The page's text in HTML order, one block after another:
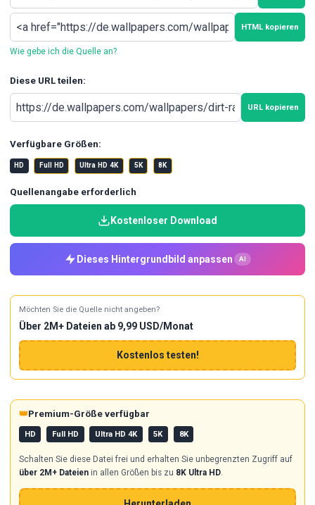
HTML kopieren
Wie gebe ich die Quelle an?
Diese URL teilen:
URL kopieren
Verfügbare Größen:
HD Full HD Ultra HD 4K 5K 8K
Quellenangabe erforderlich
Kostenloser Download
Dieses Hintergrundbild anpassen AI
Möchten Sie die Quelle nicht angeben?
Über 2M+ Dateien ab 9,99 USD/Monat
Kostenlos testen!
👑Premium-Größe verfügbar
HD Full HD Ultra HD 4K 5K 8K
Schalten Sie diese Datei frei und erhalten Sie unbegrenzten Zugriff auf
über 2M+ Dateienin allen Größen bis zu 8K Ultra HD.